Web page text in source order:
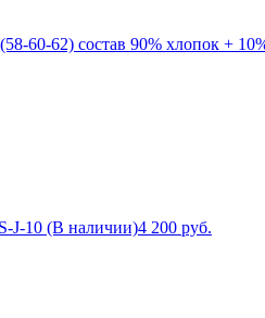
60-62) состав 90% хлопок +
J-10 (В наличии)4 200 руб.